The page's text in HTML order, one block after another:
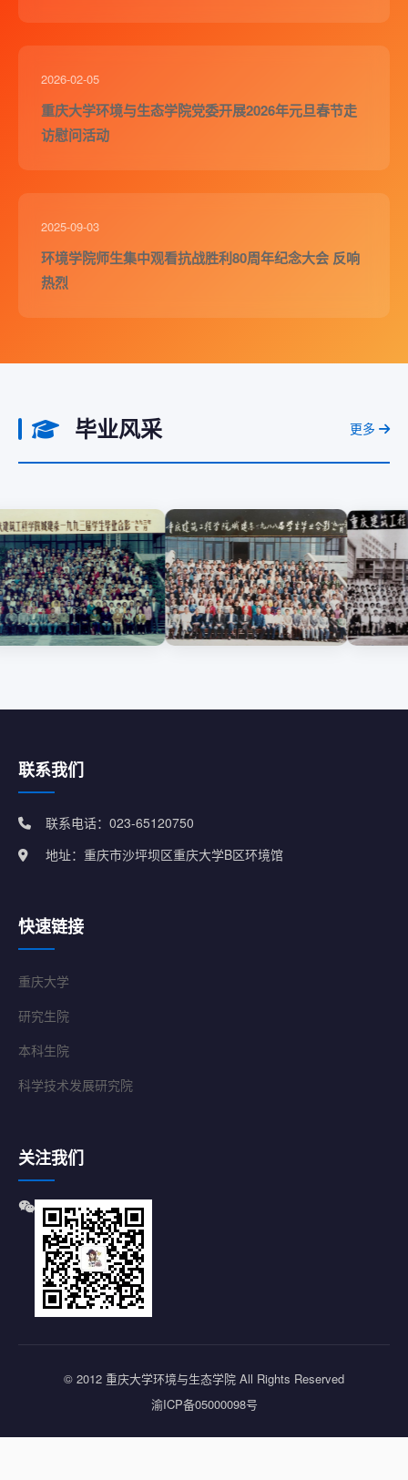
2026-02-05
重庆大学环境与生态学院党委开展2026年元旦春节走
访慰问活动
2025-09-03
环境学院师生集中观看抗战胜利80周年纪念大会 反响
热烈
毕业风采 更多
联系我们
联系电话：023-65120750
地址：重庆市沙坪坝区重庆大学B区环境馆
快速链接
重庆大学
研究生院
本科生院
科学技术发展研究院
关注我们
© 2012 重庆大学环境与生态学院 All Rights Reserved
渝ICP备05000098号